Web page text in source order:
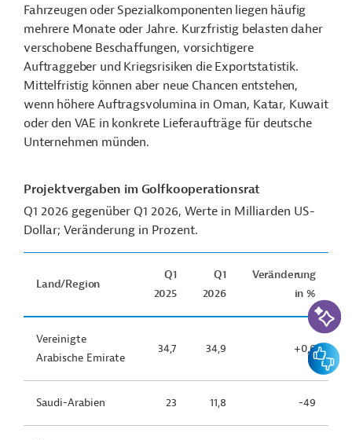
Fahrzeugen oder Spezialkomponenten liegen häufig
mehrere Monate oder Jahre. Kurzfristig belasten daher
verschobene Beschaffungen, vorsichtigere
Auftraggeber und Kriegsrisiken die Exportstatistik.
Mittelfristig können aber neue Chancen entstehen,
wenn höhere Auftragsvolumina in Oman, Katar, Kuwait
oder den VAE in konkrete Lieferaufträge für deutsche
Unternehmen münden.
Projektvergaben im Golfkooperationsrat
Q1 2026 gegenüber Q1 2026, Werte in Milliarden US-
Dollar; Veränderung in Prozent.
Land/Region
Q1
2025
Q1
2026
Veränderung
in %
Vereinigte
Arabische Emirate
34,7 34,9 +0,6
Saudi-Arabien 23 11,8 -49
KI-